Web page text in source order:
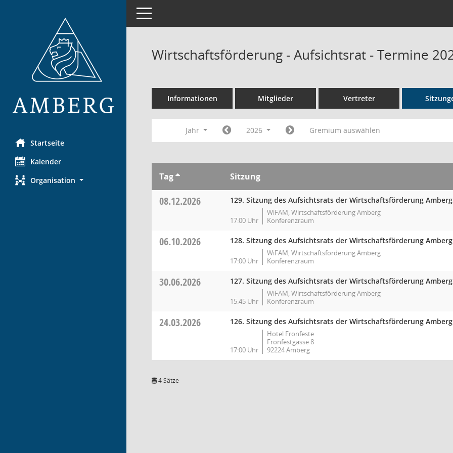
Startseite
Kalender
Organisation
Toggle navigation
Wirtschaftsförderung - Aufsichtsrat - Termine
Informationen Mitglieder Vertreter
Jahr 2026 Gremium auswählen
Tag Sitzung
08.12.2026 129. Sitzung des Aufsichtsrats der Wirtschaftsförderung Amberg
17:00 Uhr
WiFAM, Wirtschaftsförderung Amberg
Konferenzraum
06.10.2026 128. Sitzung des Aufsichtsrats der Wirtschaftsförderung Amberg
17:00 Uhr
WiFAM, Wirtschaftsförderung Amberg
Konferenzraum
30.06.2026 127. Sitzung des Aufsichtsrats der Wirtschaftsförderung Amberg
15:45 Uhr
WiFAM, Wirtschaftsförderung Amberg
Konferenzraum
24.03.2026 126. Sitzung des Aufsichtsrats der Wirtschaftsförderung Amberg
17:00 Uhr
Hotel Fronfeste
Fronfestgasse 8
92224 Amberg
4 Sätze